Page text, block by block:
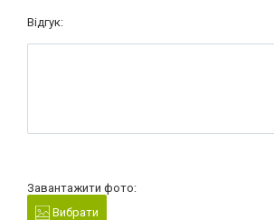
Відгук:
Завантажити фото:
Вибрати